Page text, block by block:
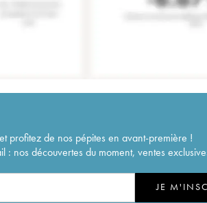
profitez de nos pépites en avant-première !
: nos découvertes du moment, ventes
JE